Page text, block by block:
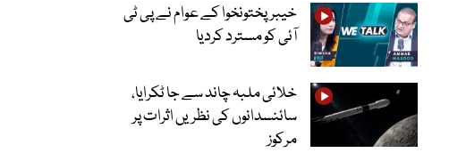
خیبرپختونخوا کے عوام نے پی ٹی
آئی کو مسترد کردیا
خلائی ملبہ چاند سے جا ٹکرایا،
سائنسدانوں کی نظریں اثرات پر
مرکوز